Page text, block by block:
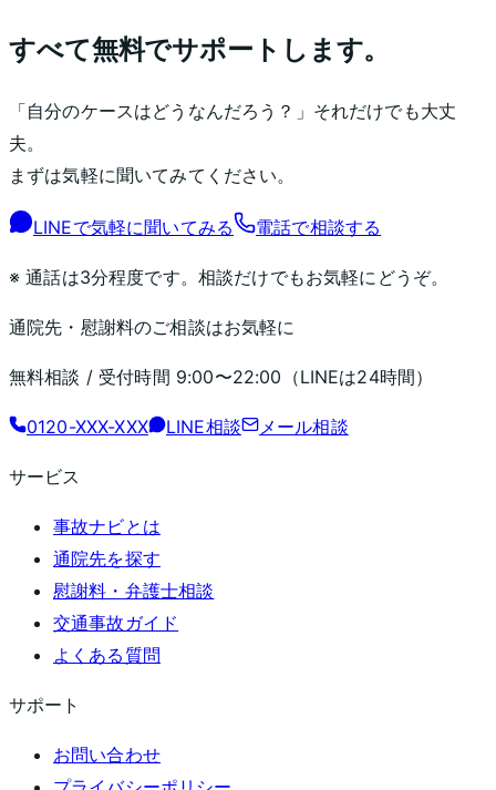
すべて無料でサポートします。
「自分のケースはどうなんだろう？」それだけでも大丈
夫。
まずは気軽に聞いてみてください。
LINEで気軽に聞いてみる 電話で相談する
※ 通話は3分程度です。相談だけでもお気軽にどうぞ。
通院先・慰謝料のご相談はお気軽に
無料相談 / 受付時間 9:00〜22:00 （LINEは24時間）
0120-XXX-XXX LINE相談 メール相談
サービス
事故ナビとは
通院先を探す
慰謝料・弁護士相談
交通事故ガイド
よくある質問
サポート
お問い合わせ